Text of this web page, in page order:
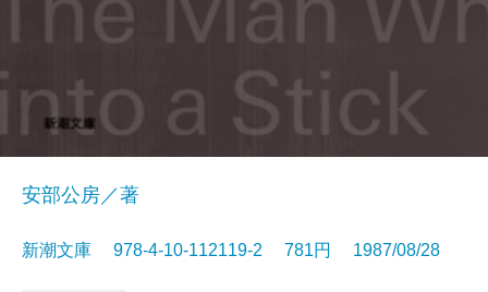
安部公房／著
新潮文庫 978-4-10-112119-2 781円 1987/08/28